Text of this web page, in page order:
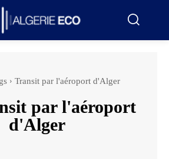
Transit par l'aéroport d'Alger
par l'aéroport
d'Alger